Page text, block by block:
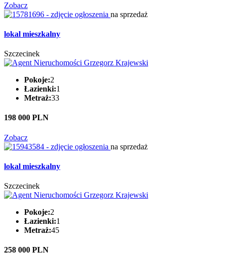
Zobacz
na sprzedaż
lokal mieszkalny
Szczecinek
Pokoje:2
Łazienki:1
Metraż:33
198 000 PLN
Zobacz
na sprzedaż
lokal mieszkalny
Szczecinek
Pokoje:2
Łazienki:1
Metraż:45
258 000 PLN